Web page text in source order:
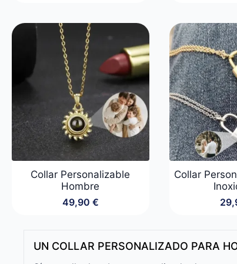
Collar Personalizable
Hombre
49,90 €
Collar
UN COLLAR PERSONALIZADO PARA